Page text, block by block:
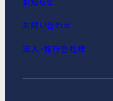
お問い合わせ
法人・旅行会社様